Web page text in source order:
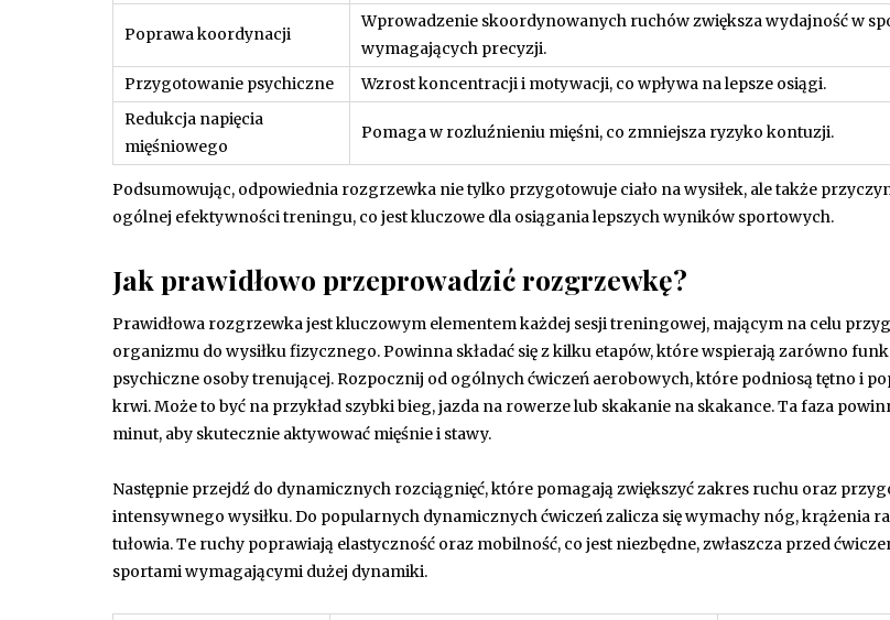
Poprawa koordynacji
Wprowadzenie skoordynowanych ruchów zwiększa wydajność w
wymagających precyzji.
Przygotowanie psychiczne
Wzrost koncentracji i motywacji, co wpływa na lepsze osiągi.
Redukcja napięcia
mięśniowego
Pomaga w rozluźnieniu mięśni, co zmniejsza ryzyko kontuzji.
Podsumowując, odpowiednia rozgrzewka nie tylko przygotowuje ciało na wysiłek, ale także
ogólnej efektywności treningu, co jest kluczowe dla osiągania lepszych wyników sportowych.
Jak prawidłowo przeprowadzić rozgrzewkę?
Prawidłowa rozgrzewka jest kluczowym elementem każdej sesji treningowej, mającym na celu
organizmu do wysiłku fizycznego. Powinna składać się z kilku etapów, które wspierają zarówno
psychiczne osoby trenującej. Rozpocznij od ogólnych ćwiczeń aerobowych, które podniosą tętno i
krwi. Może to być na przykład szybki bieg, jazda na rowerze lub skakanie na skakance. Ta faza
minut, aby skutecznie aktywować mięśnie i stawy.
Następnie przejdź do dynamicznych rozciągnięć, które pomagają zwiększyć zakres ruchu oraz
intensywnego wysiłku. Do popularnych dynamicznych ćwiczeń zalicza się wymachy nóg, krążenia
tułowia. Te ruchy poprawiają elastyczność oraz mobilność, co jest niezbędne, zwłaszcza przed
sportami wymagającymi dużej dynamiki.